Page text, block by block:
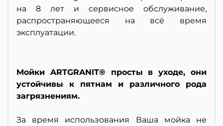
на 8 лет и сервисное обслуживание,
распространяющееся на всё время
эксплуатации.
Мойки ARTGRANIT® просты в уходе, они
устойчивы к пятнам и различного рода
загрязнениям.
За время использования Ваша мойка не